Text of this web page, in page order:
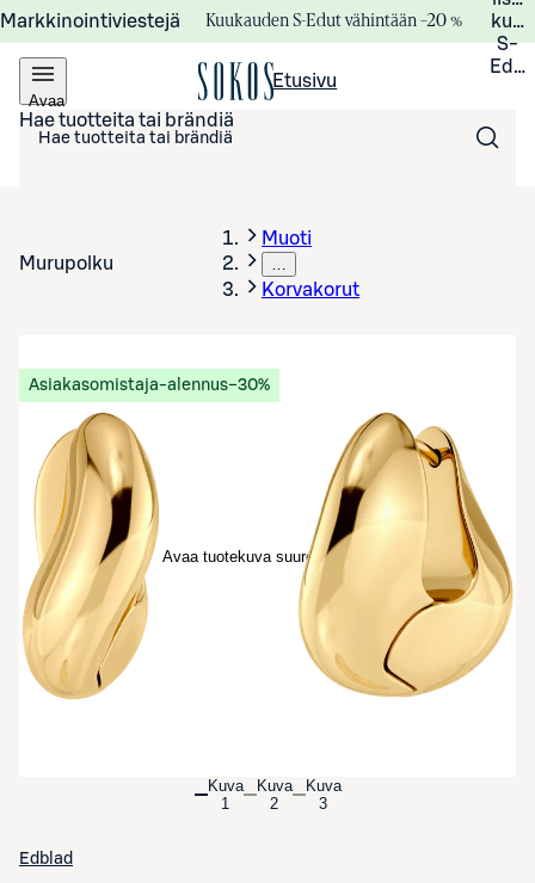
Markkinointiviestejä Kuukauden S-Edut vähintään –20 %
S-
Avaa
valikko
Etusivu
Hae tuotteita tai brändiä
Murupolku
Muoti
…
Korvakorut
Avaa tuotekuva suurennettuna
Asiakasomistaja-alennus−30%
Kuva
1
Kuva
2
Kuva
3
Edblad